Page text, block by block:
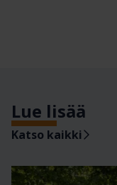
Lue lisää
Katso kaikki